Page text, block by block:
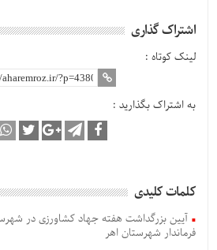
اشتراک گذاری
لینک کوتاه :
به اشتراک بگذارید :
کلمات کلیدی
آیین بزرگداشت هفته جهاد کشاورزی در
فرماندار شهرستان اهر